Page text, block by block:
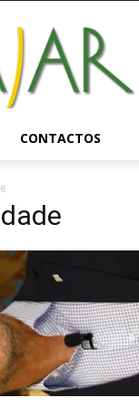
Viajar
Magazine
Online
CONTACTOS